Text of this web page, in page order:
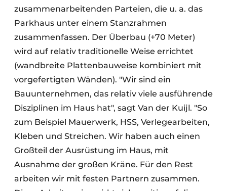
zusammenarbeitenden Parteien, die u. a. das
Parkhaus unter einem Stanzrahmen
zusammenfassen. Der Überbau (+70 Meter)
wird auf relativ traditionelle Weise errichtet
(wandbreite Plattenbauweise kombiniert mit
vorgefertigten Wänden). "Wir sind ein
Bauunternehmen, das relativ viele ausführende
Disziplinen im Haus hat", sagt Van der Kuijl. "So
zum Beispiel Mauerwerk, HSS, Verlegearbeiten,
Kleben und Streichen. Wir haben auch einen
Großteil der Ausrüstung im Haus, mit
Ausnahme der großen Kräne. Für den Rest
arbeiten wir mit festen Partnern zusammen.